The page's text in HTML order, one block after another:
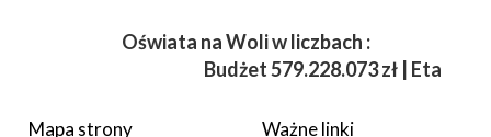
Oświata na Woli w liczbach :
Budżet579.228.073 zł | Etaty 3
Mapa strony Ważne linki